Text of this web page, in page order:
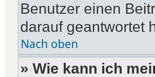
Benutzer einen
darauf geantwortet
Nach oben
» Wie kann ich